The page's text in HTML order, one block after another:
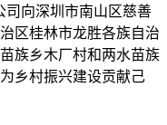
司向深圳市南山区慈善
区桂林市龙胜各族自治
族乡木厂村和两水苗族
乡村振兴建设贡献己